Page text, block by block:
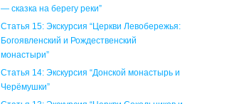
— сказка на берегу реки”
Статья 15: Экскурсия “Церкви Левобережья:
Богоявленский и Рождественский
монастыри”
Статья 14: Экскурсия “Донской монастырь и
Черёмушки”